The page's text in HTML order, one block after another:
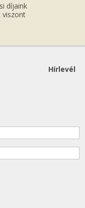
díjaink
viszont
Hírlevél